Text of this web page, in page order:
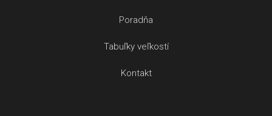
Poradňa
Tabuľky veľkostí
Kontakt